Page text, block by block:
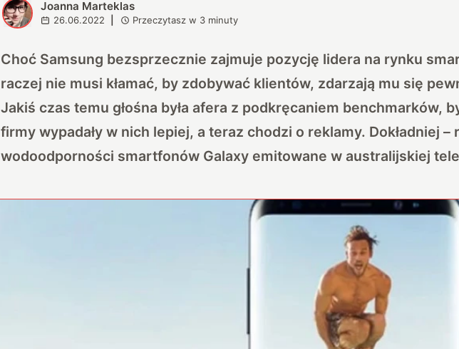
J Joanna Marteklas
26.06.2022 Przeczytasz w 3 minuty
Choć Samsung bezsprzecznie zajmuje pozycję lidera na rynku
raczej nie musi kłamać, by zdobywać klientów, zdarzają mu się
Jakiś czas temu głośna była afera z podkręcaniem benchmarków,
firmy wypadały w nich lepiej, a teraz chodzi o reklamy. Dokładniej –
wodoodporności smartfonów Galaxy emitowane w australijskiej